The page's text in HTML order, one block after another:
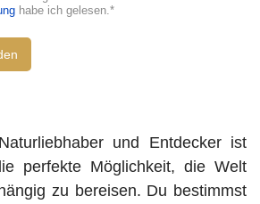
habe ich gelesen.*
und Entdecker ist
perfekte Möglichkeit, die Welt
zu bereisen. Du bestimmst